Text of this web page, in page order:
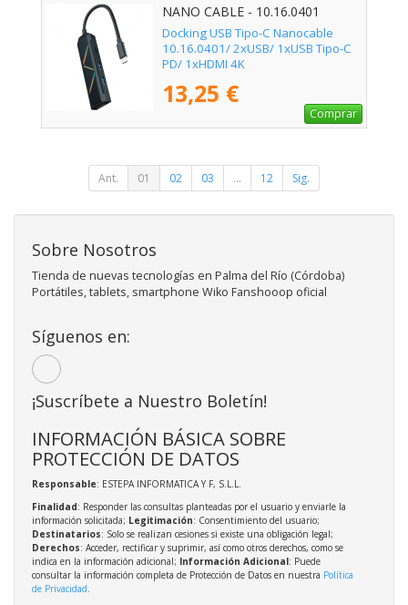
NANO CABLE - 10.16.0401
Docking USB Tipo-C Nanocable
10.16.0401/ 2xUSB/ 1xUSB Tipo-C
PD/ 1xHDMI 4K
13,25 €
Comprar
Ant. 01 02 03 ... 12 Sig.
Sobre Nosotros
Tienda de nuevas tecnologías en Palma del Río (Córdoba)
Portátiles, tablets, smartphone Wiko Fanshooop oficial
Síguenos en:
¡Suscríbete a Nuestro Boletín!
INFORMACIÓN BÁSICA SOBRE
PROTECCIÓN DE DATOS
Responsable: ESTEPA INFORMATICA Y F, S.L.L.
Finalidad: Responder las consultas planteadas por el usuario y enviarle la
información solicitada; Legitimación: Consentimiento del usuario;
Destinatarios: Solo se realizan cesiones si existe una obligación legal;
Derechos: Acceder, rectificar y suprimir, así como otros derechos, como se
indica en la información adicional; Información Adicional: Puede
consultar la información completa de Protección de Datos en nuestra Política
de Privacidad.